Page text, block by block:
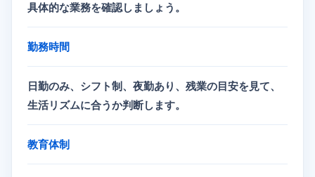
具体的な業務を確認しましょう。
勤務時間
日勤のみ、シフト制、夜勤あり、残業の目安を見て、
生活リズムに合うか判断します。
教育体制